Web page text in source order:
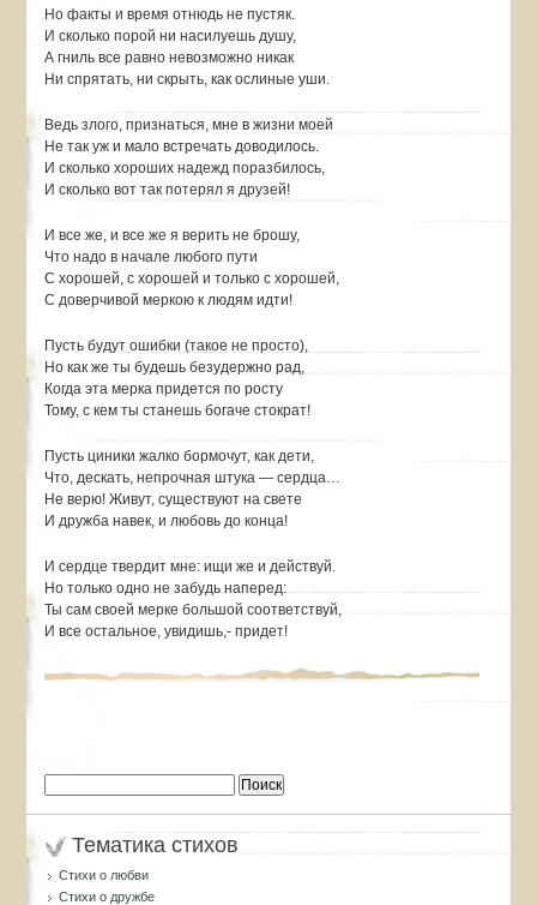
Но факты и время отнюдь не пустяк.
И сколько порой ни насилуешь душу,
А гниль все равно невозможно никак
Ни спрятать, ни скрыть, как ослиные уши.
Ведь злого, признаться, мне в жизни моей
Не так уж и мало встречать доводилось.
И сколько хороших надежд поразбилось,
И сколько вот так потерял я друзей!
И все же, и все же я верить не брошу,
Что надо в начале любого пути
С хорошей, с хорошей и только с хорошей,
С доверчивой меркою к людям идти!
Пусть будут ошибки (такое не просто),
Но как же ты будешь безудержно рад,
Когда эта мерка придется по росту
Тому, с кем ты станешь богаче стократ!
Пусть циники жалко бормочут, как дети,
Что, дескать, непрочная штука — сердца…
Не верю! Живут, существуют на свете
И дружба навек, и любовь до конца!
И сердце твердит мне: ищи же и действуй.
Но только одно не забудь наперед:
Ты сам своей мерке большой соответствуй,
И все остальное, увидишь,- придет!
Тематика стихов
Стихи о любви
Стихи о дружбе